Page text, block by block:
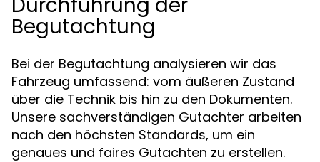
Begutachtung
Bei der Begutachtung analysieren wir das
Fahrzeug umfassend: vom äußeren Zustand
über die Technik bis hin zu den Dokumenten.
Unsere sachverständigen Gutachter arbeiten
nach den höchsten Standards, um ein
genaues und faires Gutachten zu erstellen.